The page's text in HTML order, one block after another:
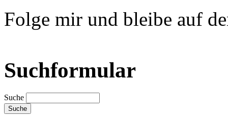
Folge mir und bleibe auf
Suchformular
Suche